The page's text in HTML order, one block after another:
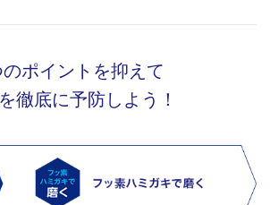
のポイントを抑えて
徹底に予防しよう！